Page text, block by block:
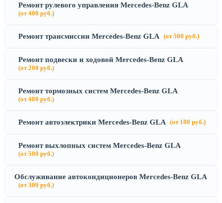
Ремонт рулевого управления Mercedes-Benz GLA
(от 400 руб.)
Ремонт трансмиссии Mercedes-Benz GLA (от 500 руб.)
Ремонт подвески и ходовой Mercedes-Benz GLA
(от 200 руб.)
Ремонт тормозных систем Mercedes-Benz GLA
(от 400 руб.)
Ремонт автоэлектрики Mercedes-Benz GLA (от 100 руб.)
Ремонт выхлопных систем Mercedes-Benz GLA
(от 500 руб.)
Обслуживание автокондиционеров Mercedes-Benz GLA
(от 300 руб.)